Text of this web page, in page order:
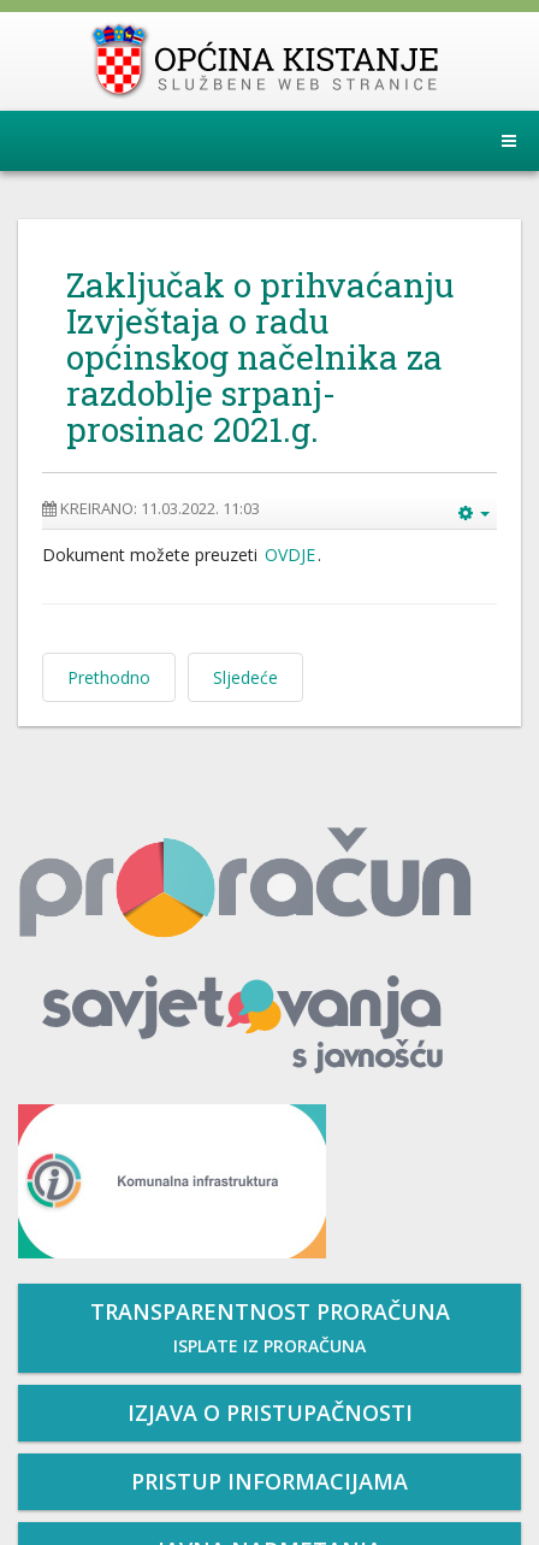
Zaključak o prihvaćanju
Izvještaja o radu
općinskog načelnika za
razdoblje srpanj-
prosinac 2021.g.
KREIRANO: 11.03.2022. 11:03
Dokument možete preuzeti OVDJE.
Prethodno Sljedeće
TRANSPARENTNOST PRORAČUNA
ISPLATE IZ PRORAČUNA
IZJAVA O PRISTUPAČNOSTI
PRISTUP INFORMACIJAMA